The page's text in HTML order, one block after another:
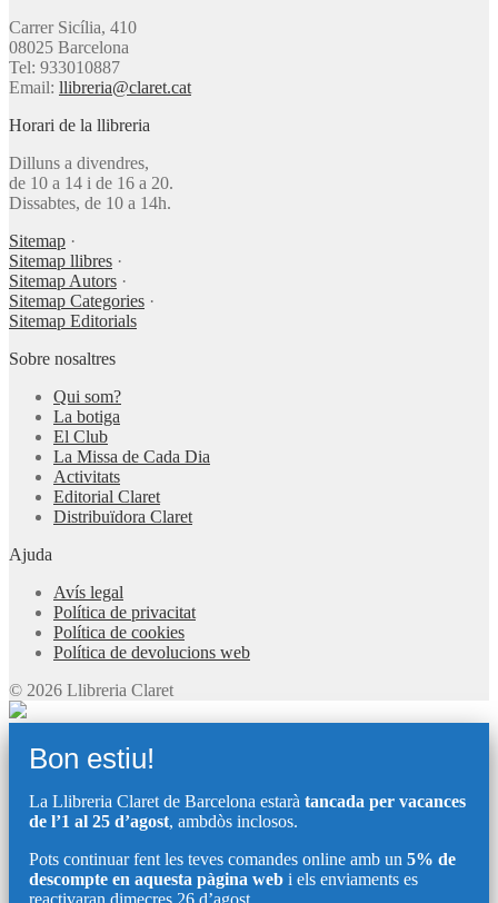
Carrer Sicília, 410
08025 Barcelona
Tel: 933010887
Email: llibreria@claret.cat
Horari de la llibreria
Dilluns a divendres,
de 10 a 14 i de 16 a 20.
Dissabtes, de 10 a 14h.
Sitemap ·
Sitemap llibres ·
Sitemap Autors ·
Sitemap Categories ·
Sitemap Editorials
Sobre nosaltres
Qui som?
La botiga
El Club
La Missa de Cada Dia
Activitats
Editorial Claret
Distribuïdora Claret
Ajuda
Avís legal
Política de privacitat
Política de cookies
Política de devolucions web
© 2026 Llibreria Claret
Bon estiu!
La Llibreria Claret de Barcelona estarà tancada per vacances
de l’1 al 25 d’agost, ambdòs inclosos.
Pots continuar fent les teves comandes online amb un 5% de
descompte en aquesta pàgina web i els enviaments es
reactivaran dimecres 26 d’agost.